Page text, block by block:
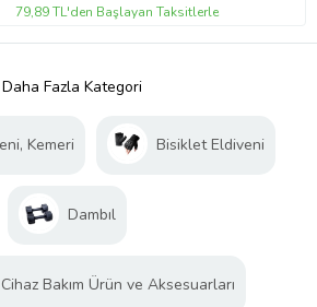
79,89 TL'den Başlayan Taksitlerle
Daha Fazla Kategori
Kemeri Bisiklet Eldiveni
Dambıl
Bakım Ürün ve Aksesuarları